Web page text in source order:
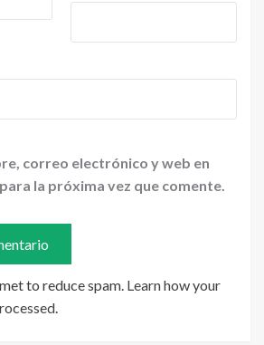
correo electrónico y web en
la próxima vez que comente.
to reduce spam. Learn how your
.